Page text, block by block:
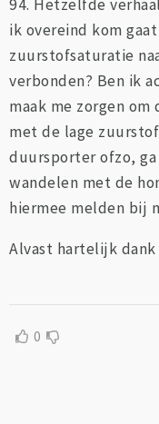
94. Hetzelfde
ik overeind kom
zuurstofsaturatie
verbonden? Ben ik
maak me zorgen
met de lage
duursporter ofzo,
wandelen met de
hiermee melden bij
Alvast hartelijk
0